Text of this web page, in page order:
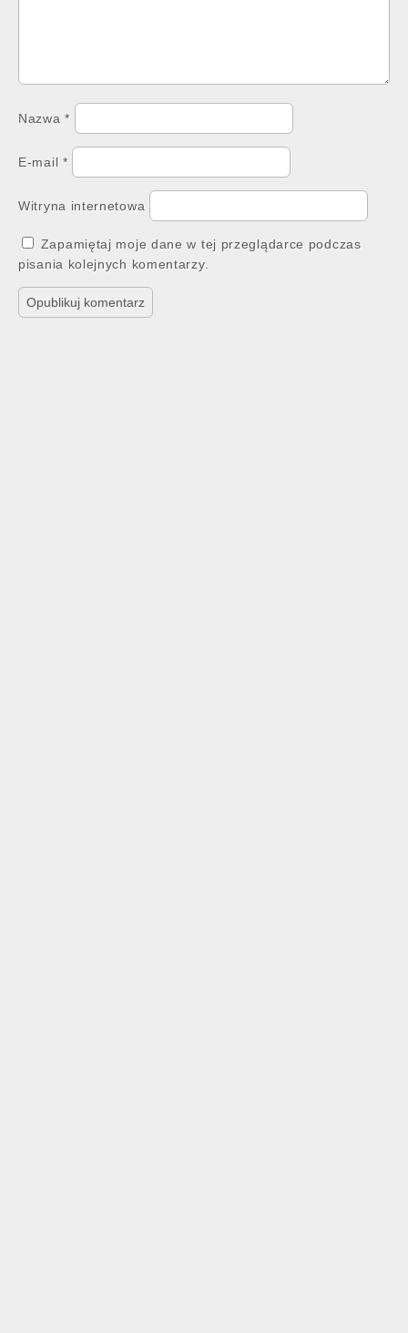
Nazwa*
E-mail *
Witryna internetowa
Zapamiętaj moje dane w tej przeglądarce podczas
pisania kolejnych komentarzy.